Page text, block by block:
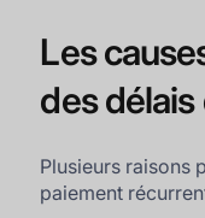
Les
des
Plusieurs raisons
paiement